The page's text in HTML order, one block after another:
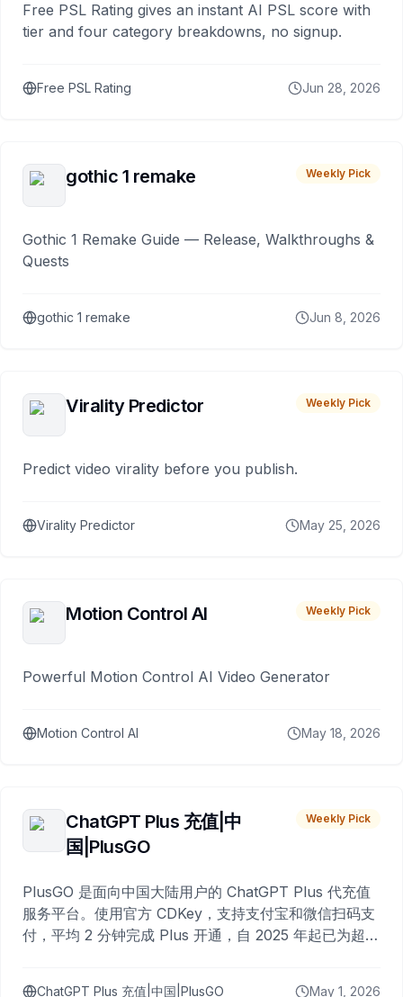
Free PSL Rating gives an instant AI PSL score with
tier and four category breakdowns, no signup.
Free PSL Rating Jun 28, 2026
gothic 1 remake Weekly Pick
Gothic 1 Remake Guide — Release, Walkthroughs &
Quests
gothic 1 remake Jun 8, 2026
Virality Predictor Weekly Pick
Predict video virality before you publish.
Virality Predictor May 25, 2026
Motion Control AI Weekly Pick
Powerful Motion Control AI Video Generator
Motion Control AI May 18, 2026
ChatGPT Plus 充值|中
国|PlusGO
Weekly Pick
PlusGO 是面向中国大陆用户的 ChatGPT Plus 代充值
服务平台。使用官方 CDKey，支持支付宝和微信扫码支
付，平均 2 分钟完成 Plus 开通，自 2025 年起已为超过
ChatGPT Plus 充值|中国|PlusGO May 1, 2026